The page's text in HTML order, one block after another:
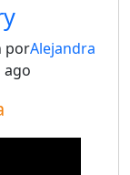
porAlejandra
ago